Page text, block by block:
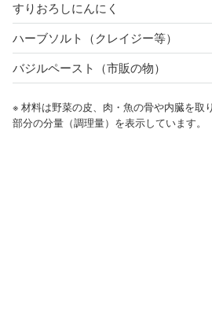
すりおろしにんにく
ハーブソルト（クレイジー等）
バジルペースト（市販の物）
※ 材料は野菜の皮、肉・魚の骨や内臓を取
部分の分量（調理量）を表示しています。